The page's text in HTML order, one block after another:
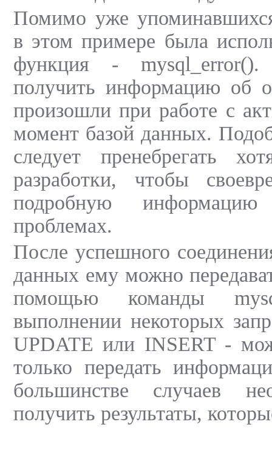
Помимо уже
в этом примере была
функция - mysql_error().
получить информацию об
произошли при работе с
момент базой данных.
следует пренебрегать
разработки, чтобы
подробную
проблемах.
После успешного
данных ему можно
помощью команды
выполнении некоторых
UPDATE или INSERT -
только передать
большинстве случаев
получить результаты,